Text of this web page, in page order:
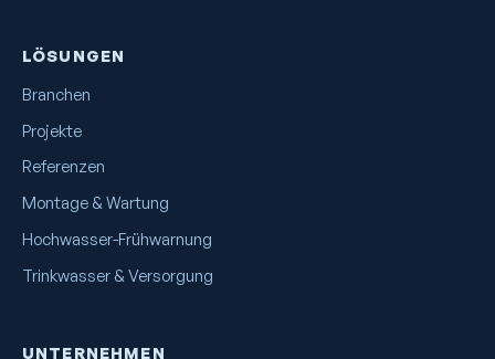
LÖSUNGEN
Branchen
Projekte
Referenzen
Montage & Wartung
Hochwasser-Frühwarnung
Trinkwasser & Versorgung
UNTERNEHMEN